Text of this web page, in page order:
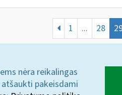
1 ... 28
nėra reikalingas
pakeisdami